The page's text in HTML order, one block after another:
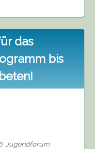
das
bis
Jugendforum